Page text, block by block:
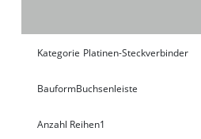
Kategorie Platinen-Steckverbinder
BauformBuchsenleiste
Anzahl Reihen1